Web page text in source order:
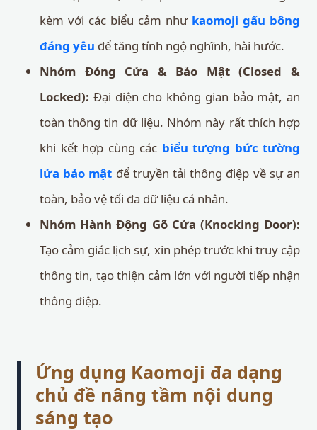
kèm với các biểu cảm như kaomoji gấu bông
đáng yêu để tăng tính ngộ nghĩnh, hài hước.
Nhóm Đóng Cửa & Bảo Mật (Closed &
Locked): Đại diện cho không gian bảo mật, an
toàn thông tin dữ liệu. Nhóm này rất thích hợp
khi kết hợp cùng các biểu tượng bức tường
lửa bảo mật để truyền tải thông điệp về sự an
toàn, bảo vệ tối đa dữ liệu cá nhân.
Nhóm Hành Động Gõ Cửa (Knocking Door):
Tạo cảm giác lịch sự, xin phép trước khi truy cập
thông tin, tạo thiện cảm lớn với người tiếp nhận
thông điệp.
Ứng dụng Kaomoji đa dạng
chủ đề nâng tầm nội dung
sáng tạo